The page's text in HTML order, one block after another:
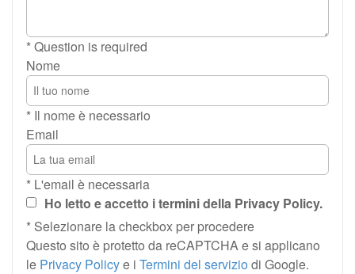
* Question is required
Nome
* Il nome è necessario
Email
* L'email è necessaria
Ho letto e accetto i termini della Privacy Policy.
* Selezionare la checkbox per procedere
Questo sito è protetto da reCAPTCHA e si applicano
le Privacy Policye i Termini del servizio di Google.